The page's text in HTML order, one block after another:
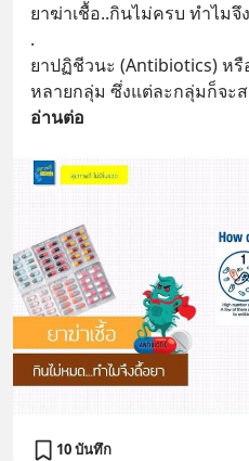
ยาฆ่าเชื้อ..กินไม่ครบ ทำไมจึ
.
ยาปฏิชีวนะ (Antibiotics) ห
หลายกลุ่ม ซึ่งแต่ละกลุ่มก็จะ
อ่านต่อ
10 บันทึก